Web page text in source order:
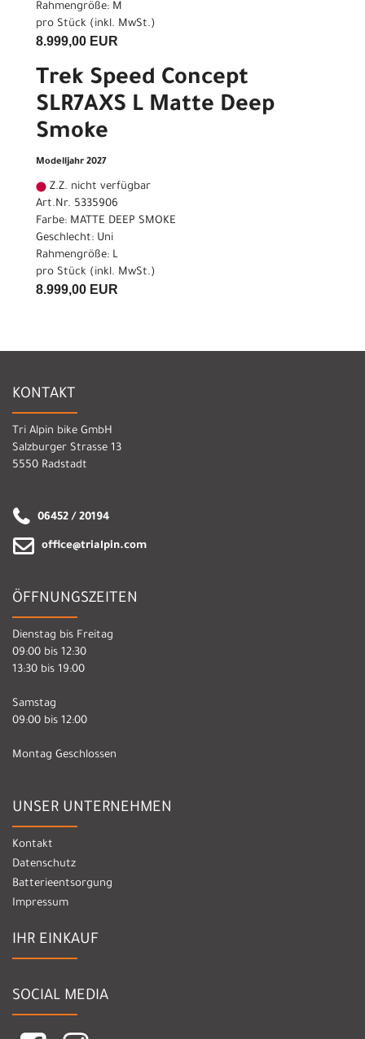
Rahmengröße: M
pro Stück (inkl. MwSt.)
8.999,00 EUR
Trek Speed Concept
SLR7AXS L Matte Deep
Smoke
Modelljahr 2027
Z.Z. nicht verfügbar
Art.Nr. 5335906
Farbe: MATTE DEEP SMOKE
Geschlecht: Uni
Rahmengröße: L
pro Stück (inkl. MwSt.)
8.999,00 EUR
KONTAKT
Tri Alpin bike GmbH
Salzburger Strasse 13
5550 Radstadt
06452 / 20194
office@trialpin.com
ÖFFNUNGSZEITEN
Dienstag bis Freitag
09:00 bis 12:30
13:30 bis 19:00
Samstag
09:00 bis 12:00
Montag Geschlossen
UNSER UNTERNEHMEN
Kontakt
Datenschutz
Batterieentsorgung
Impressum
IHR EINKAUF
SOCIAL MEDIA